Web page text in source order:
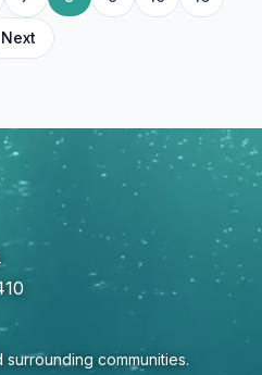
2
3
45
11
12
13
14
15
Next
communities.